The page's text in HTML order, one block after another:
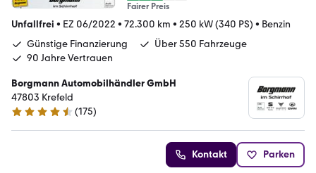
Fairer Preis
Unfallfrei • EZ 06/2022 • 72.300 km • 250 kW (340 PS) • Benzin
Günstige Finanzierung
Über 550 Fahrzeuge
90 Jahre Vertrauen
Borgmann Automobilhändler GmbH
47803 Krefeld
4.5 Sterne
(175)
Kontakt Parken